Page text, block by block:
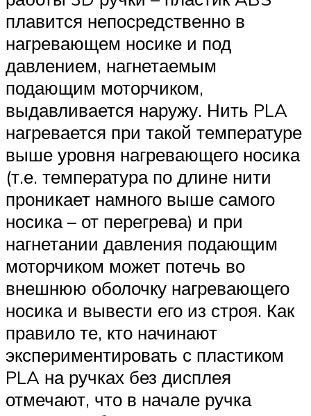
плавится непосредственно в
нагревающем носике и под
давлением, нагнетаемым
подающим моторчиком,
выдавливается наружу. Нить PLA
нагревается при такой температуре
выше уровня нагревающего носика
(т.е. температура по длине нити
проникает намного выше самого
носика – от перегрева) и при
нагнетании давления подающим
моторчиком может потечь во
внешнюю оболочку нагревающего
носика и вывести его из строя. Как
правило те, кто начинают
экспериментировать с пластиком
PLA на ручках без дисплея
отмечают, что в начале ручка